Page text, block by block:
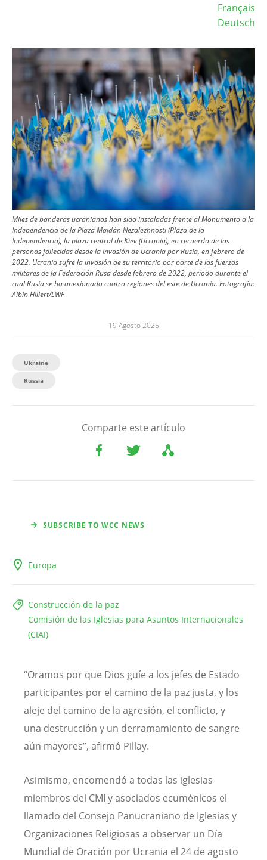
Français
Deutsch
Image
Miles de banderas ucranianas han sido instaladas frente al Monumento a la
Independencia de la Plaza Maidán Nezalezhnosti (Plaza de la
Independencia), la plaza central de Kiev (Ucrania), en recuerdo de las
personas fallecidas desde la invasión de Ucrania por Rusia, en febrero de
2022. Ucrania sufre la invasión de su territorio por parte de las fuerzas
militares de la Federación Rusa desde febrero de 2022, período durante el
cual Rusia se ha anexionado cuatro regiones del este de Ucrania. Fotografía:
Albin Hillert/LWF
19 Agosto 2025
Ukraine
Russia
Comparte este artículo
SUBSCRIBE TO WCC NEWS
Europa
Construcción de la paz
Comisión de las Iglesias para Asuntos Internacionales
(CIAI)
“Oramos por que Dios guíe a los jefes de Estado
participantes por el camino de la paz justa, y los
aleje del camino de la agresión, el conflicto, y
una destrucción y un derramamiento de sangre
aún mayores”, afirmó Pillay.
Asimismo, encomendó a todas las iglesias
miembros del CMI y asociados ecuménicos el
llamado del Consejo Panucraniano de Iglesias y
Organizaciones Religiosas a observar un Día
Mundial de Oración por Ucrania el 24 de agosto